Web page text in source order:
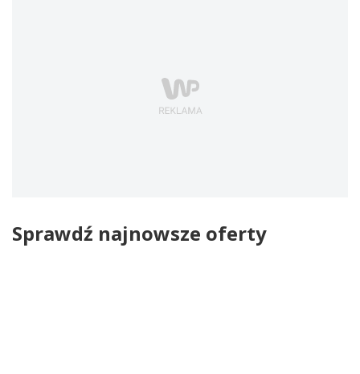
Sprawdź najnowsze oferty